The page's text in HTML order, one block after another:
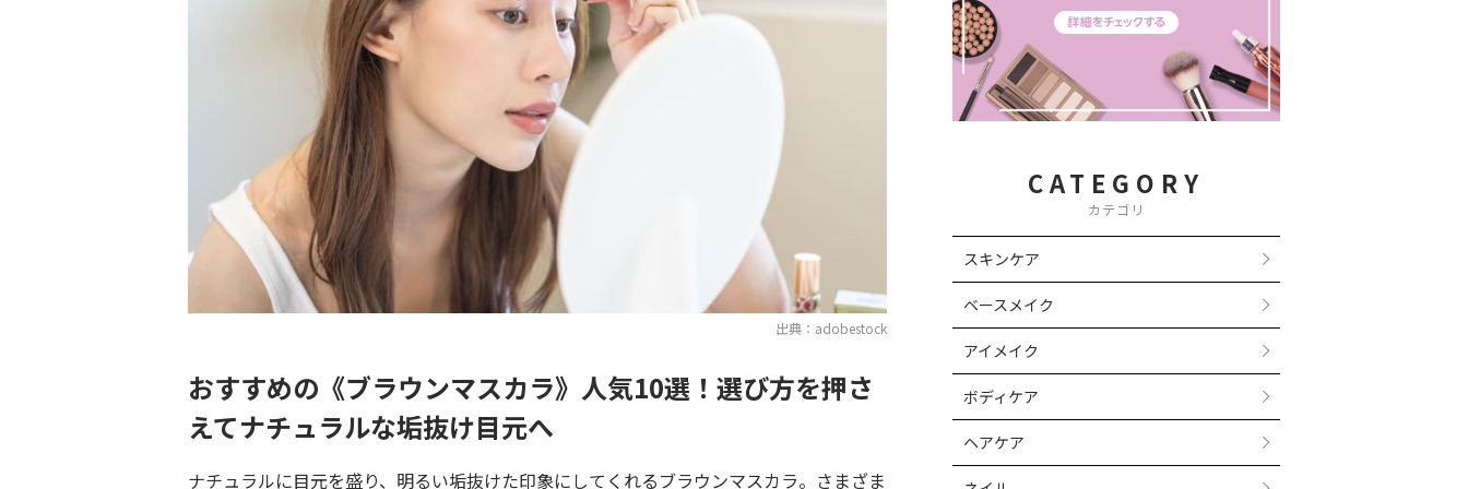
出典：adobestock
おすすめの《ブラウンマスカラ》人気10選！選び方を押さ
えてナチュラルな垢抜け目元へ
ナチュラルに目元を盛り、明るい垢抜けた印象にしてくれるブラウンマスカラ。さまざま
CATEGORY
カテゴリ
スキンケア
ベースメイク
アイメイク
ボディケア
ヘアケア